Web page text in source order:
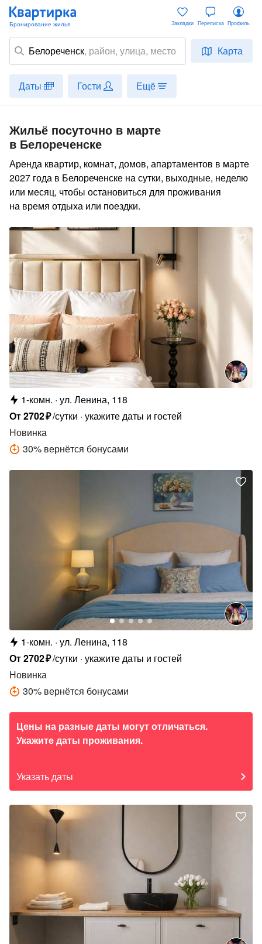
Белореченск, район, улица, место Карта
Закладки Переписка Профиль
Даты Гости Ещё
Жильё посуточно в марте
в Белореченске
Аренда квартир, комнат, домов, апартаментов в марте
2027 года в Белореченске на сутки, выходные, неделю
или месяц, чтобы остановиться для проживания
на время отдыха или поездки.
1-комн. ул. Ленина, 118
От2702₽/сутки укажите даты и гостей
Новинка
30% вернётся бонусами
1-комн. ул. Ленина, 118
От2702₽/сутки укажите даты и гостей
Новинка
30% вернётся бонусами
Цены на разные даты могут отличаться.
Укажите даты проживания.
Указать даты